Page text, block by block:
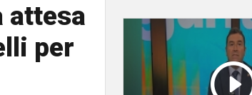
attesa
per